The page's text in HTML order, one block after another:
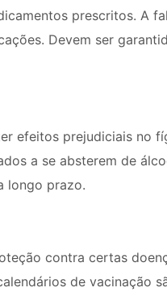
prescritos. A
Devem ser
efeitos prejudiciais no
a se absterem de
longo prazo.
contra certas
de vacinação